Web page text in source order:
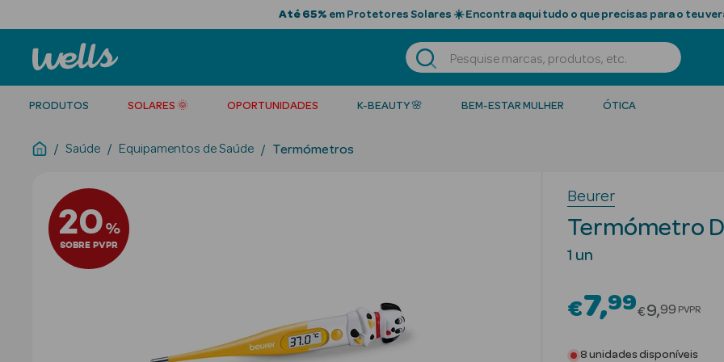
Até 65% em Protetores Solares ☀️ Encontra aqui tudo o que precisas para o teu
PRODUTOS SOLARES 🌞 OPORTUNIDADES K-BEAUTY 🌸 BEM-ESTAR MULHER ÓTICA
Saúde Equipamentos de Saúde Termómetros
20%
SOBRE PVPR
Beurer
Termómetro
1 un
€7 99Price
€9 99 PVPR
8 unidades disponíveis